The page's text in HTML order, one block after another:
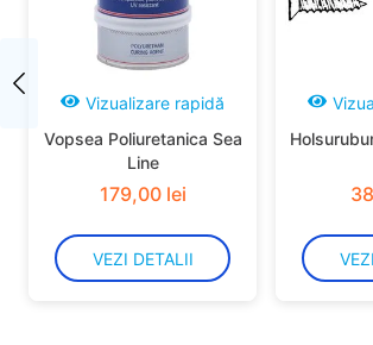
Vizualizare rapidă
Vopsea Poliuretanica Sea
Line
179,00 lei
VEZI DETALII
38